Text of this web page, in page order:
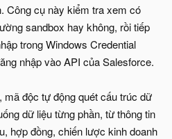
Công cụ này kiểm tra xem có
sandbox hay không, rồi tiếp
trong Windows Credential
nhập vào API của Salesforce.
độc tự động quét cấu trúc dữ
dữ liệu từng phần, từ thông tin
hợp đồng, chiến lược kinh doanh